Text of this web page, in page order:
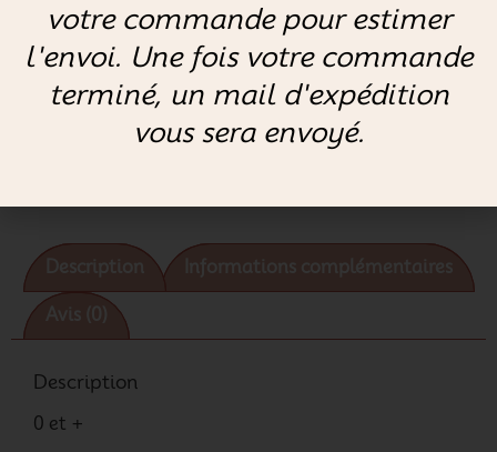
AJOUTER AU PANIER
Description
0 et +
votre commande pour estimer
l'envoi. Une fois votre commande
terminé, un mail d'expédition
vous sera envoyé.